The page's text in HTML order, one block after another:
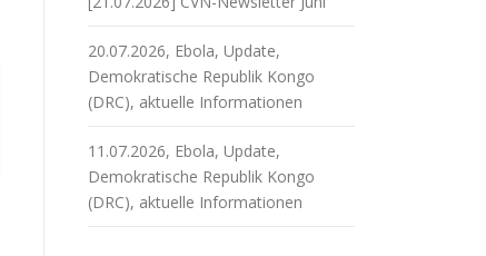
20.07.2026, Ebola, Update,
Demokratische Republik Kongo
(DRC), aktuelle Informationen
11.07.2026, Ebola, Update,
Demokratische Republik Kongo
(DRC), aktuelle Informationen